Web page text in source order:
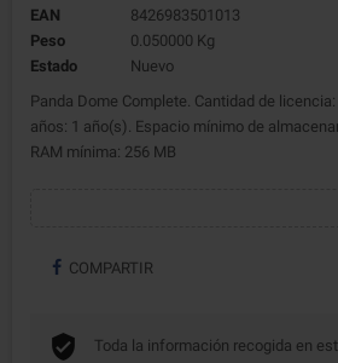
EAN
8426983501013
Peso
0.050000 Kg
Estado
Nuevo
Panda Dome Complete. Cantidad de
años: 1 año(s). Espacio mínimo de
RAM mínima: 256 MB
COMPARTIR
Toda la información recogida en